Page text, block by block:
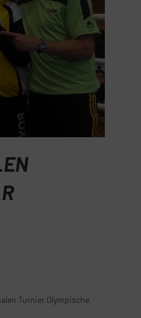
Turnier Olympische